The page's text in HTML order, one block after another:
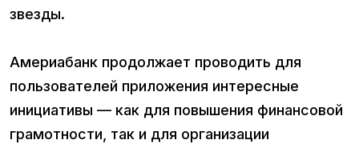
звезды.
Америабанк продолжает проводить для
пользователей приложения интересные
инициативы — как для повышения финансовой
грамотности, так и для организации